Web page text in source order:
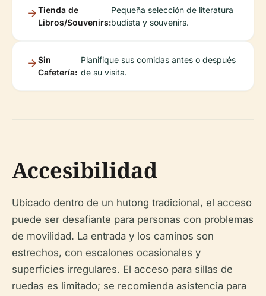
Tienda de
Libros/Souvenirs:
Pequeña selección de literatura
budista y souvenirs.
Sin
Cafetería:
Planifique sus comidas antes o después
de su visita.
Accesibilidad
Ubicado dentro de un hutong tradicional, el acceso
puede ser desafiante para personas con problemas
de movilidad. La entrada y los caminos son
estrechos, con escalones ocasionales y
superficies irregulares. El acceso para sillas de
ruedas es limitado; se recomienda asistencia para